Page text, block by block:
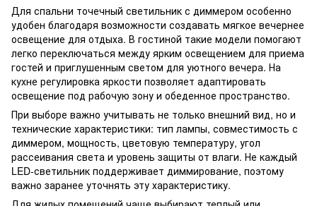
Для спальни точечный светильник с диммером особенно
удобен благодаря возможности создавать мягкое вечернее
освещение для отдыха. В гостиной такие модели помогают
легко переключаться между ярким освещением для приема
гостей и приглушенным светом для уютного вечера. На
кухне регулировка яркости позволяет адаптировать
освещение под рабочую зону и обеденное пространство.
При выборе важно учитывать не только внешний вид, но и
технические характеристики: тип лампы, совместимость с
диммером, мощность, цветовую температуру, угол
рассеивания света и уровень защиты от влаги. Не каждый
LED-светильник поддерживает диммирование, поэтому
важно заранее уточнять эту характеристику.